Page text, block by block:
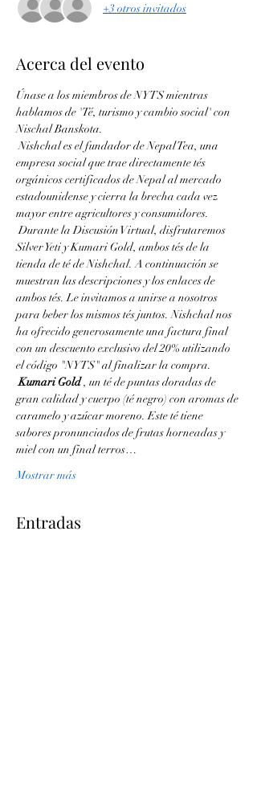
+3 otros invitados
Acerca del evento
Únase a los miembros de NYTS mientras
hablamos de 'Té, turismo y cambio social' con
Nischal Banskota.
Nishchal es el fundador de Nepal Tea, una
empresa social que trae directamente tés
orgánicos certificados de Nepal al mercado
estadounidense y cierra la brecha cada vez
mayor entre agricultores y consumidores.
Durante la Discusión Virtual, disfrutaremos
Silver Yeti y Kumari Gold, ambos tés de la
tienda de té de Nishchal. A continuación se
muestran las descripciones y los enlaces de
ambos tés. Le invitamos a unirse a nosotros
para beber los mismos tés juntos. Nishchal nos
ha ofrecido generosamente una factura final
con un descuento exclusivo del 20% utilizando
el código "NYTS" al finalizar la compra.
Kumari Gold , un té de puntas doradas de
gran calidad y cuerpo (té negro) con aromas de
caramelo y azúcar moreno. Este té tiene
sabores pronunciados de frutas horneadas y
miel con un final terros…
Mostrar más
Entradas